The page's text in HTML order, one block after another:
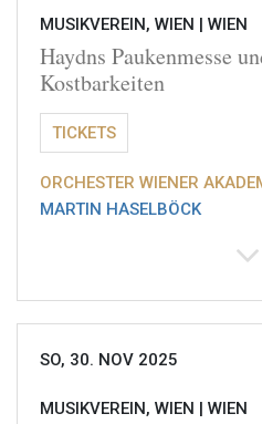
MUSIKVEREIN, WIEN | WIEN
Haydns Paukenmesse
Kostbarkeiten
TICKETS
ORCHESTER WIENER
MARTIN HASELBÖCK
SO, 30. NOV 2025
MUSIKVEREIN, WIEN | WIEN